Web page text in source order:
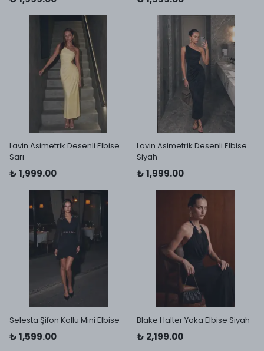
Lavin Asimetrik Desenli Elbise
Sarı
₺ 1,999.00
Lavin Asimetrik Desenli Elbise
Siyah
₺ 1,999.00
Selesta Şifon Kollu Mini Elbise
₺ 1,599.00
Blake Halter Yaka Elbise Siyah
₺ 2,199.00